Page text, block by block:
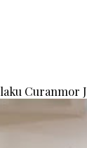
Curanmor